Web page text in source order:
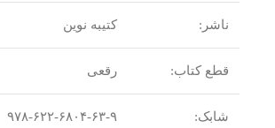
ناشر: کتیبه نوین
قطع کتاب: رقعی
شابک: ۹۷۸-۶۲۲-۶۸۰۴-۶۳-۹